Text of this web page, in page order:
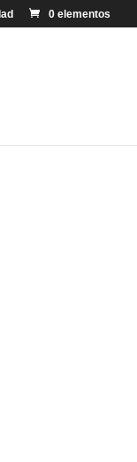
0 elementos